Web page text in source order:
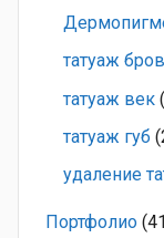
татуаж
татуаж век
татуаж губ
удаление
Портфолио